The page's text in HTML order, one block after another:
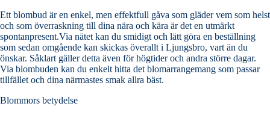
Ett blombud är en enkel, men effektfull gåva som gläder vem som helst
och som överraskning till dina nära och kära är det en utmärkt
spontanpresent.Via nätet kan du smidigt och lätt göra en beställning
som sedan omgående kan skickas överallt i Ljungsbro, vart än du
önskar. Såklart gäller detta även för högtider och andra större dagar.
Via blombuden kan du enkelt hitta det blomarrangemang som passar
tillfället och dina närmastes smak allra bäst.
Blommors betydelse